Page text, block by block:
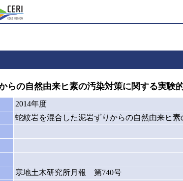
らの自然由来ヒ素の汚染対策に関する実験
2014年度
蛇紋岩を混合した泥岩ずりからの自然由来ヒ
寒地土木研究所月報 第740号